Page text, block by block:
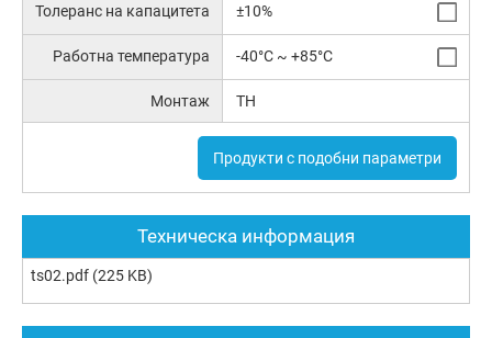
Толеранс на капацитета ±10%
Работна температура -40°C ~ +85°C
Монтаж TH
Продукти с подобни параметри
Техническа информация
ts02.pdf (225 KB)